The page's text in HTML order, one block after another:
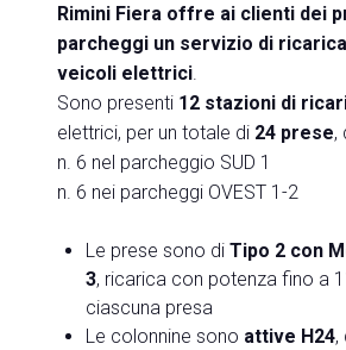
Rimini Fiera offre ai clienti dei
parcheggi un servizio di
veicoli elettrici
Sono presenti 12 stazioni di
elettrici, per un totale di 24 prese,
n. 6 nel parcheggio SUD 1
n. 6 nei parcheggi OVEST 1-2
Le prese sono di Tipo 2 con
3, ricarica con potenza fino a
ciascuna presa
Le colonnine sono attive H24,